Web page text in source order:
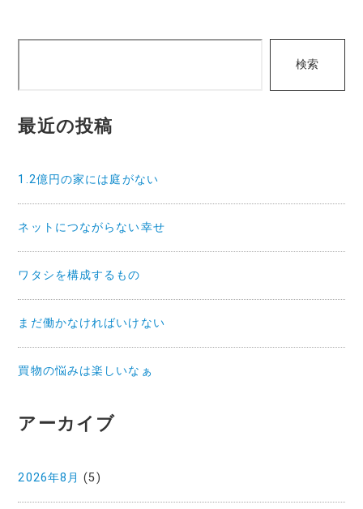
検索
最近の投稿
1.2億円の家には庭がない
ネットにつながらない幸せ
ワタシを構成するもの
まだ働かなければいけない
買物の悩みは楽しいなぁ
アーカイブ
2026年8月 (5)